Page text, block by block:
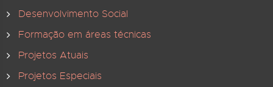
Desenvolvimento Social
Formação em áreas técnicas
Projetos Atuais
Projetos Especiais